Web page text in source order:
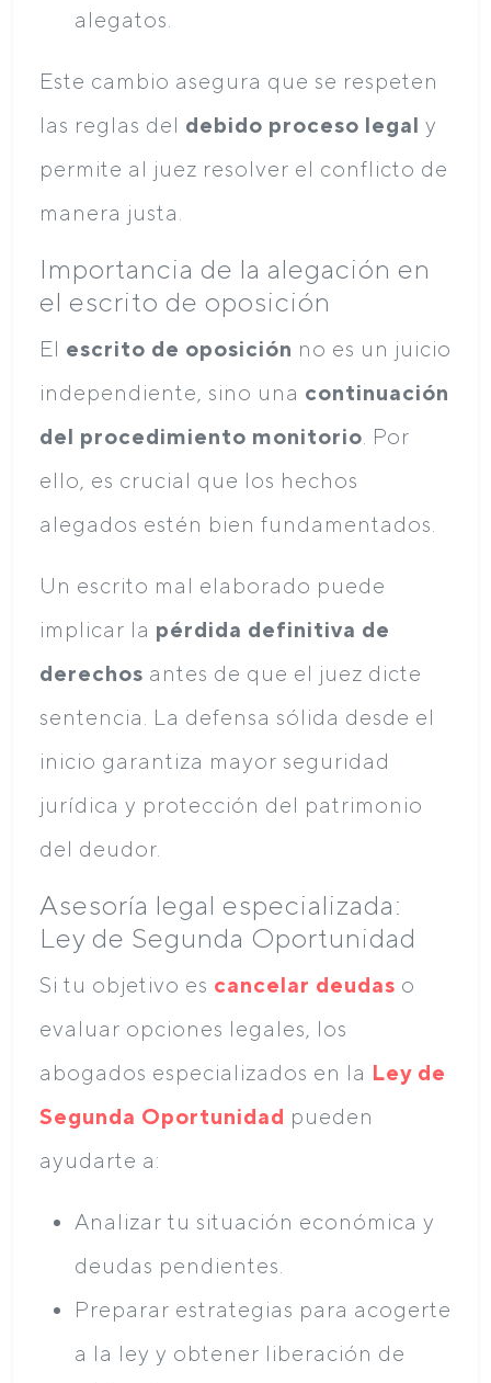
alegatos.
Este cambio asegura que se respeten
las reglas del debido proceso legal y
permite al juez resolver el conflicto de
manera justa.
Importancia de la alegación en
el escrito de oposición
El escrito de oposición no es un juicio
independiente, sino una continuación
del procedimiento monitorio . Por
ello, es crucial que los hechos
alegados estén bien fundamentados.
Un escrito mal elaborado puede
implicar la pérdida definitiva de
derechos antes de que el juez dicte
sentencia. La defensa sólida desde el
inicio garantiza mayor seguridad
jurídica y protección del patrimonio
del deudor.
Asesoría legal especializada:
Ley de Segunda Oportunidad
Si tu objetivo es cancelar deudas o
evaluar opciones legales, los
abogados especializados en la Ley de
Segunda Oportunidad pueden
ayudarte a:
Analizar tu situación económica y
deudas pendientes.
Preparar estrategias para acogerte
a la ley y obtener liberación de